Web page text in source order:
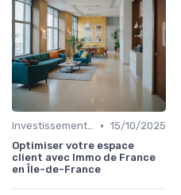
Investissement Immobilier • 15/10/2025
Optimiser votre espace
client avec Immo de France
en Île-de-France